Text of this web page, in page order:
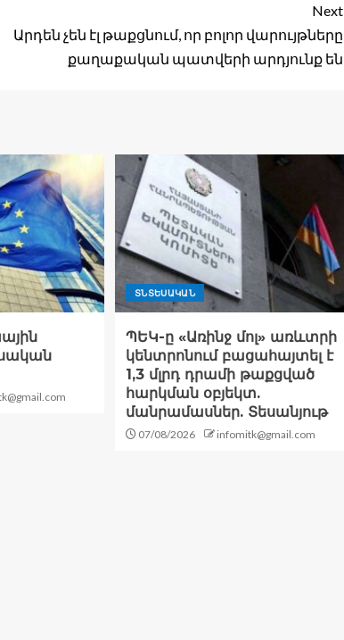
Next
Արդեն չեն էլ թաքցնում, որ բոլոր վարույթները
քաղաքական պատվերի արդյունք են
ՏՆՏԵՍԱԿԱՆ
ՊԵԿ-ը «Առինջ մոլ» առևտրի
կենտրոնում բացահայտել է
1,3 մլրդ դրամի թաքցված
հարկման օբյեկտ.
մանրամասներ. Տեսանյութ
07/08/2026 infomitk@gmail.com